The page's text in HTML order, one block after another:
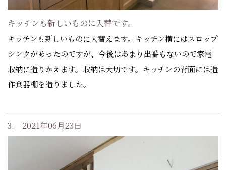
キッチンも新しいものに入替です。
キッチンも新しいものに入替えます。キッチン横にはスロップ
シンクがあったのですが、今後はあまり出番もないので家電
収納に造りかえます。収納は大切です。キッチンの背面には造
作食器棚を造りました。
3. 2021年06月23日